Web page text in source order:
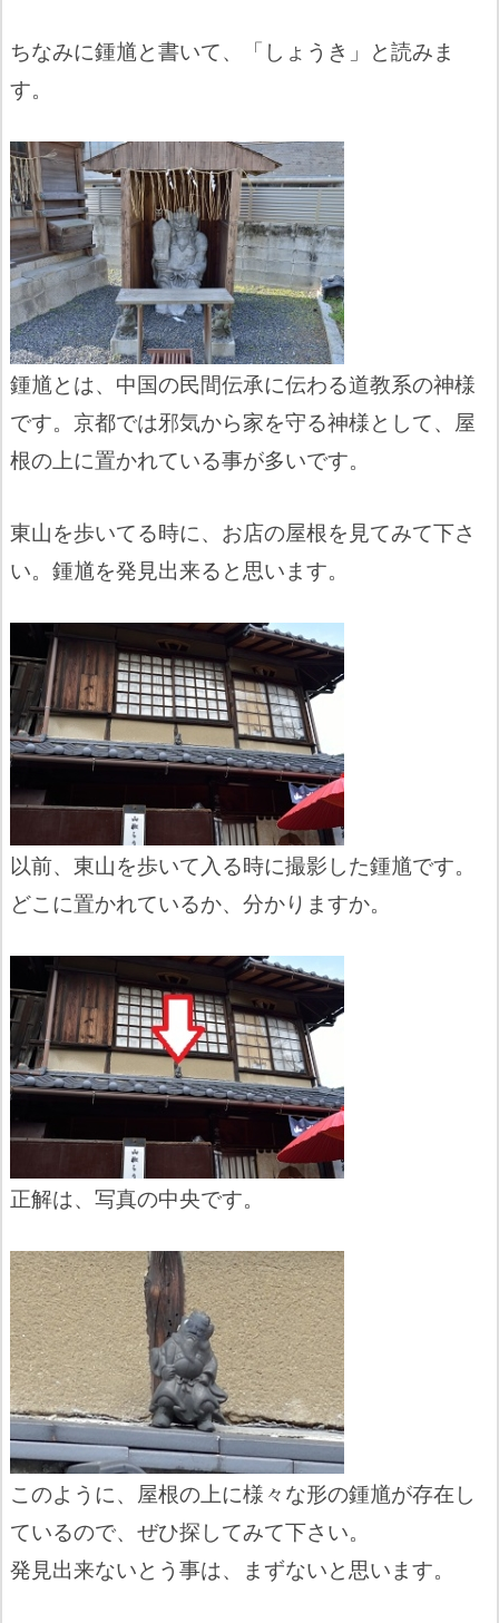
ちなみに鍾馗と書いて、「しょうき」と読みま
す。
鍾馗とは、中国の民間伝承に伝わる道教系の神様
です。京都では邪気から家を守る神様として、屋
根の上に置かれている事が多いです。
東山を歩いてる時に、お店の屋根を見てみて下さ
い。鍾馗を発見出来ると思います。
以前、東山を歩いて入る時に撮影した鍾馗です。
どこに置かれているか、分かりますか。
正解は、写真の中央です。
このように、屋根の上に様々な形の鍾馗が存在し
ているので、ぜひ探してみて下さい。
発見出来ないとう事は、まずないと思います。